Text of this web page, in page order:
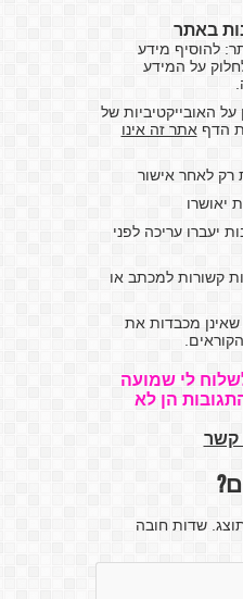
באתר
להוסיף מידע
על המידע
האובייקטיביות של
הדף אתר זה אינו
לאחר אישור
יאושרו
יעברו עריכה לפני
קשורות למכתב או
מכבדות את
לי שמועה
הן לא
קשר
שדות חובה